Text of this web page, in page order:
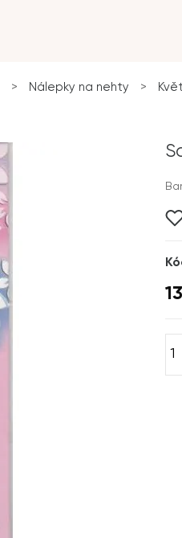
> Nálepky na nehty >